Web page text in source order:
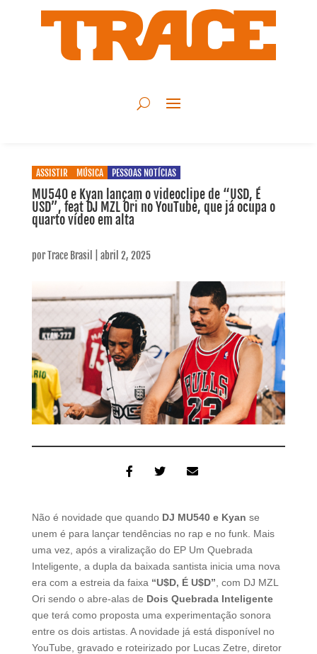
ASSISTIR MÚSICA PESSOAS NOTÍCIAS
MU540 e Kyan lançam o videoclipe de “USD, É
USD”, feat DJ MZL Ori no YouTube, que já ocupa o
quarto vídeo em alta
porTrace Brasil abril 2, 2025
Não é novidade que quando DJ MU540 e Kyan se
unem é para lançar tendências no rap e no funk. Mais
uma vez, após a viralização do EP Um Quebrada
Inteligente, a dupla da baixada santista inicia uma nova
era com a estreia da faixa “U$D, É U$D” , com DJ MZL
Ori sendo o abre-alas de Dois Quebrada Inteligente
que terá como proposta uma experimentação sonora
entre os dois artistas. A novidade já está disponível no
YouTube, gravado e roteirizado por Lucas Zetre, diretor